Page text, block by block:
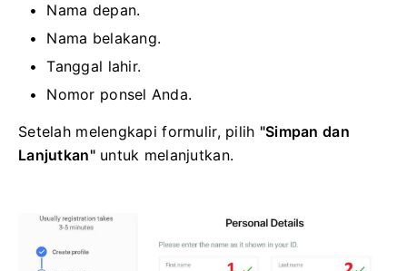
Nama depan.
Nama belakang.
Tanggal lahir.
Nomor ponsel Anda.
Setelah melengkapi formulir, pilih "Simpan dan
Lanjutkan"untuk melanjutkan.